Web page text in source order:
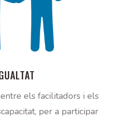
els facilitadors i els
per a participar